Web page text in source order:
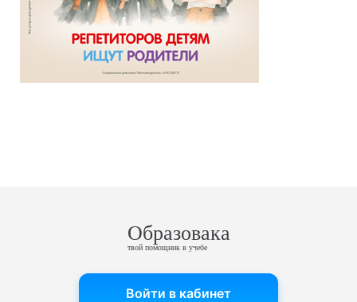
Образовака
твой помощник в учебе
Войти в кабинет